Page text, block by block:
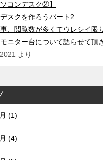
ソコンデスク②】
スクを作ろうパート2
、閲覧数が多くてウレシイ限
ニター台について語らせて頂
より
(1)
(4)